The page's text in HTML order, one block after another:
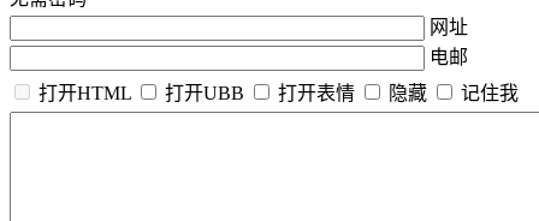
网址
电邮
打开HTML
打开UBB 打开表情 隐藏 记住我